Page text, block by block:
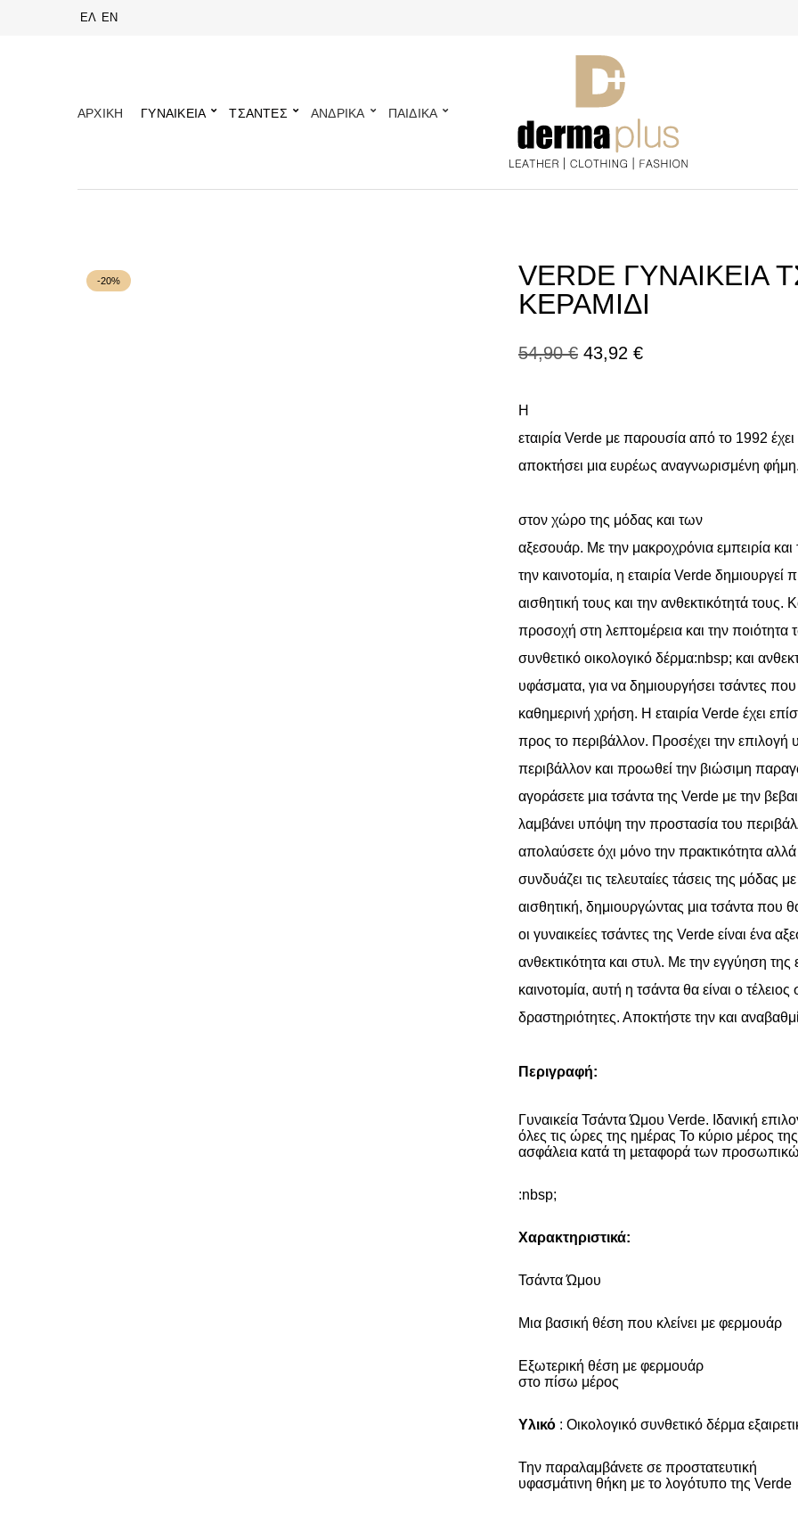
ΕΛ EN
ΑΡΧΙΚΗ ΓΥΝΑΙΚΕΙΑ ΤΣΑΝΤΕΣ ΑΝΔΡΙΚΑ ΠΑΙΔΙΚΑ
-20%
VERDE ΓΥΝΑΙΚΕΙA
ΚΕΡΑΜΙΔΙ
54,90€ Original
43,92 €Η
Η
εταιρία Verde με παρουσία από το 1992 έχει
αποκτήσει μια ευρέως αναγνωρισμένη
στον χώρο της μόδας και των
αξεσουάρ. Με την μακροχρόνια εμπειρία
την καινοτομία, η εταιρία Verde δημιουργεί
αισθητική τους και την ανθεκτικότητά τους.
προσοχή στη λεπτομέρεια και την
συνθετικό οικολογικό δέρμα:nbsp; και
υφάσματα, για να δημιουργήσει τσάντες
καθημερινή χρήση. Η εταιρία Verde έχει
προς το περιβάλλον. Προσέχει την επιλογή
περιβάλλον και προωθεί την βιώσιμη
αγοράσετε μια τσάντα της Verde με την
λαμβάνει υπόψη την προστασία του
απολαύσετε όχι μόνο την πρακτικότητα
συνδυάζει τις τελευταίες τάσεις της μόδας
αισθητική, δημιουργώντας μια τσάντα που
οι γυναικείες τσάντες της Verde είναι ένα
ανθεκτικότητα και στυλ. Με την εγγύηση της
καινοτομία, αυτή η τσάντα θα είναι ο
δραστηριότητες. Αποκτήστε την και
Περιγραφή:
Γυναικεία ΤσάνταΏμου Verde. Ιδανική
όλες τις ώρες της ημέρας Το κύριο μέρος
ασφάλεια κατά τη μεταφορά των
:nbsp;
Χαρακτηριστικά:
ΤσάνταΏμου
Μια βασική θέση που κλείνει με φερμουάρ
Εξωτερική θέση με φερμουάρ
στο πίσω μέρος
Υλικό : Οικολογικό συνθετικό δέρμα
Την παραλαμβάνετε σε προστατευτική
υφασμάτινη θήκη με το λογότυπο της Verde